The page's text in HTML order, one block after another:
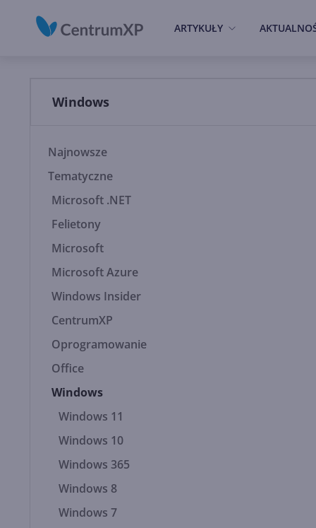
ARTYKUŁY
Windows
Najnowsze
Tematyczne
Microsoft .NET
Felietony
Microsoft
Microsoft Azure
Windows Insider
CentrumXP
Oprogramowanie
Office
Windows
Windows 11
Windows 10
Windows 365
Windows 8
Windows 7